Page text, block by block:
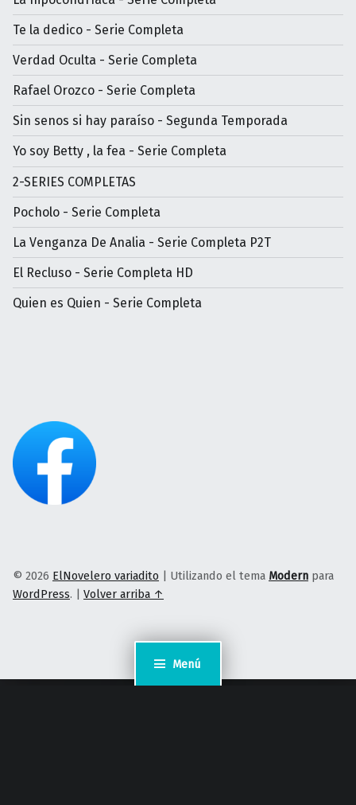
Menú
Te la dedico - Serie Completa
Verdad Oculta - Serie Completa
Rafael Orozco - Serie Completa
Sin senos si hay paraíso - Segunda Temporada
Yo soy Betty , la fea - Serie Completa
2-SERIES COMPLETAS
Pocholo - Serie Completa
La Venganza De Analia - Serie Completa P2T
El Recluso - Serie Completa HD
Quien es Quien - Serie Completa
© 2026 ElNovelero variadito | Utilizando el tema Modern para
WordPress. | Volver arriba ↑